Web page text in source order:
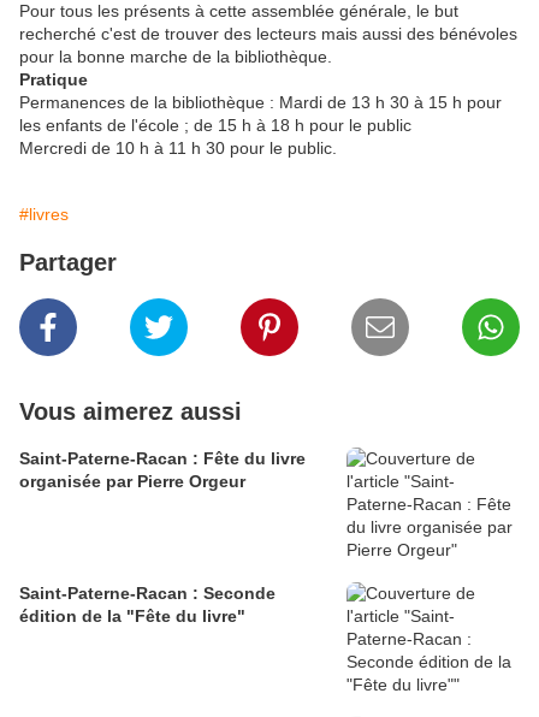
Pour tous les présents à cette assemblée générale, le but
recherché c'est de trouver des lecteurs mais aussi des bénévoles
pour la bonne marche de la bibliothèque.
Pratique
Permanences de la bibliothèque : Mardi de 13 h 30 à 15 h pour
les enfants de l'école ; de 15 h à 18 h pour le public
Mercredi de 10 h à 11 h 30 pour le public.
#livres
Partager
Vous aimerez aussi
Saint-Paterne-Racan : Fête du livre
organisée par Pierre Orgeur
Saint-Paterne-Racan : Seconde
édition de la "Fête du livre"